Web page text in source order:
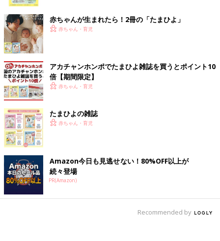
親しき中にも礼儀あり？長期の場合や短期間のお泊まりでの親へ
のお礼について、鳥居りんこさんに聞きました。
「アンケート結果を見て『うんうん、納得の数字！』と思いまし
た。8割弱が『現金は渡してないよ』ってことなんですね。
私自身も実家・義実家共に泊まらせてもらったからといって滞在
費を渡した記憶もないですし、
としてのお金を包んだ覚えもないんですよね。仮に渡したとして
も『実家の務めだから』と断られていたように思います。そのせ
いか、娘のお産の際も『実家の務め』を喜んでやっていました
（笑）。
銭の授受はないですね。
代わりと言っては何ですが、多くの皆さんがおっしゃるように、
例えば何かの記念日の時に親が喜ぶであろうプレゼントを渡すと
を表してきたように思いますし、子どもたちからもそうされてい
赤ちゃんが生まれたら！2冊の「たまひよ」
赤ちゃん・育児
アカチャンホンポでたまひよ雑誌を買うとポイント10
倍【期間限定】
赤ちゃん・育児
たまひよの雑誌
赤ちゃん・育児
Amazon今日も見逃せない！80%OFF以上が
続々登場
PR(Amazon)
Recommended by